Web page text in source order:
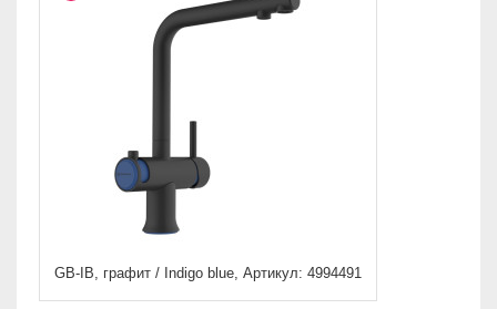
GB-IB, графит / Indigo blue, Артикул: 4994491